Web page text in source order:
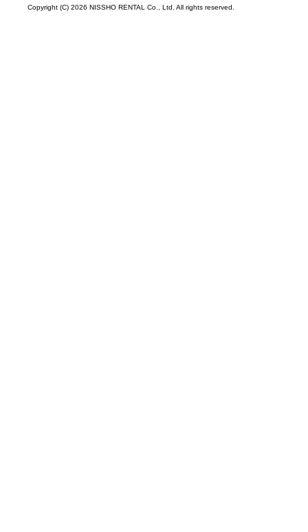
Copyright (C) 2026 NISSHO RENTAL Co., Ltd. All rights reserved.